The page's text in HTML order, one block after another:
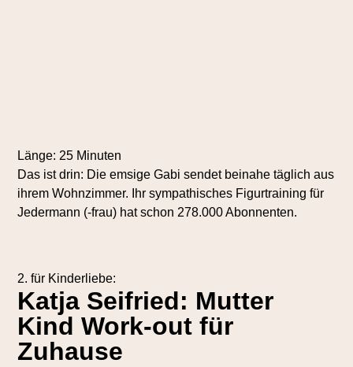
Länge: 25 Minuten
Das ist drin: Die emsige Gabi sendet beinahe täglich aus
ihrem Wohnzimmer. Ihr sympathisches Figurtraining für
Jedermann (-frau) hat schon 278.000 Abonnenten.
2. für Kinderliebe:
Katja Seifried: Mutter
Kind Work-out für
Zuhause